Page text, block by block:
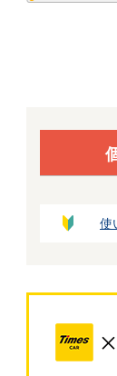
使